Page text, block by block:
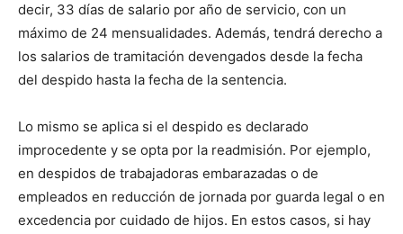
decir, 33 días de salario por año de servicio, con un
máximo de 24 mensualidades. Además, tendrá derecho a
los salarios de tramitación devengados desde la fecha
del despido hasta la fecha de la sentencia.
Lo mismo se aplica si el despido es declarado
improcedente y se opta por la readmisión. Por ejemplo,
en despidos de trabajadoras embarazadas o de
empleados en reducción de jornada por guarda legal o en
excedencia por cuidado de hijos. En estos casos, si hay